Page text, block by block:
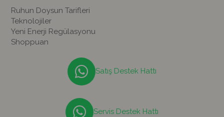
Ruhun Doysun Tarifleri
Teknolojiler
Yeni Enerji Regülasyonu
Shoppuan
Satış Destek Hattı
Servis Destek Hattı